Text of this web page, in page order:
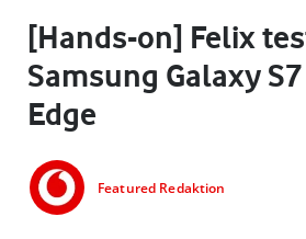
[Hands-on] Felix
Samsung Galaxy
Edge
Featured Redaktion